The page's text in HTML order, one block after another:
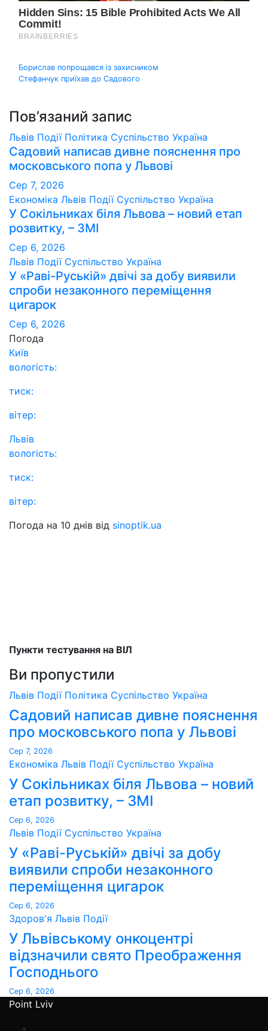
Навігація
Борислав попрощався із захисником
Стефанчук приїхав до Садового
Пов’язаний запис
Львів Події Політика Суспільство Україна
Садовий написав дивне пояснення про
московського попа у Львові
Сер 7, 2026
Економіка Львів Події Суспільство Україна
У Сокільниках біля Львова – новий етап
розвитку, – ЗМІ
Сер 6, 2026
Львів Події Суспільство Україна
У «Раві-Руській» двічі за добу виявили
спроби незаконного переміщення
цигарок
Сер 6, 2026
Погода
Київ
вологість:
тиск:
вітер:
Львів
вологість:
тиск:
вітер:
Погода на 10 днів від sinoptik.ua
Пункти тестування на ВІЛ
Ви пропустили
Львів Події Політика Суспільство Україна
Садовий написав дивне пояснення
про московського попа у Львові
Сер 7, 2026
Економіка Львів Події Суспільство Україна
У Сокільниках біля Львова – новий
етап розвитку, – ЗМІ
Сер 6, 2026
Львів Події Суспільство Україна
У «Раві-Руській» двічі за добу
виявили спроби незаконного
переміщення цигарок
Сер 6, 2026
Здоров'я Львів Події
У Львівському онкоцентрі
відзначили свято Преображення
Господнього
Сер 6, 2026
Point Lviv